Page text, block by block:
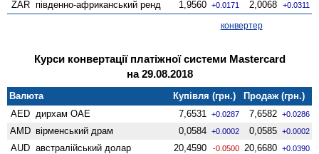
ZAR південно-африканський ренд 1,9560 +0.0171 2,0068 +0.0311
конвертер
Курси конвертації платіжної системи Mastercard
на 29.08.2018
Валюта Купівля (грн.)
Продаж (грн.)
AED дирхам ОАЕ 7,6531 +0.0287 7,6582 +0.0286
AMD вiрменський драм 0,0584 +0.0002 0,0585 +0.0002
AUD австралійський долар 20,4590 -0.0500 20,6680 +0.0390